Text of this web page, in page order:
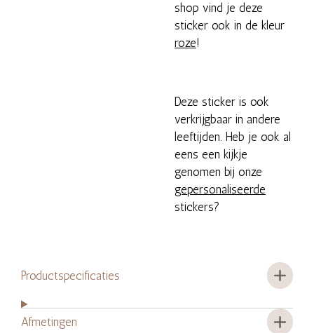
shop vind je deze
sticker ook in de kleur
roze!
Deze sticker is ook
verkrijgbaar in andere
leeftijden. Heb je ook al
eens een kijkje
genomen bij onze
gepersonaliseerde
stickers?
Productspecificaties
Afmetingen